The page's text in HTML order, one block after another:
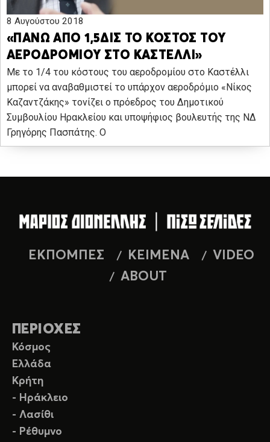
8 Αυγούστου 2018
«ΠΑΝΩ ΑΠΟ 1,5ΔΙΣ ΤΟ ΚΟΣΤΟΣ ΤΟΥ
ΑΕΡΟΔΡΟΜΙΟΥ ΣΤΟ ΚΑΣΤΕΛΛΙ»
Με το 1/4 του κόστους του αεροδρομίου στο Καστέλλι
μπορεί να αναβαθμιστεί το υπάρχον αεροδρόμιο «Νίκος
Καζαντζάκης» τονίζει ο πρόεδρος του Δημοτικού
Συμβουλίου Ηρακλείου και υποψήφιος βουλευτής της ΝΔ
Γρηγόρης Πασπάτης. Ο
ΕΚΠΟΜΠΕΣ ΚΕΙΜΕΝΑ
VIDEO
ABOUT
ΠΕΡΙΟΧΕΣ
Κόσμος
Ελλάδα
Κρήτη
- Ηράκλειο
- Λασίθι
- Ρέθυμνο